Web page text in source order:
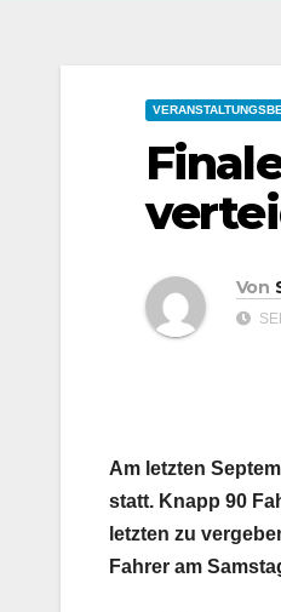
Von
Am letzten
statt. Knapp 90
letzten zu
Fahrer am